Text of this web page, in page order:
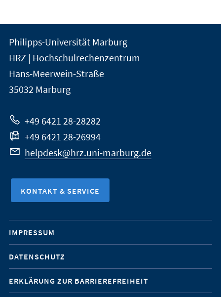
Kontakt
und
Informationen
zur
Website
der
Universität
Marburg
Philipps-Universität Marburg
HRZ | Hochschulrechenzentrum
Hans-Meerwein-Straße
35032 Marburg
+49 6421 28-28282
+49 6421 28-26994
helpdesk@hrz.uni-marburg.de
KONTAKT & SERVICE
Mobile-
Service-
Navigation
IMPRESSUM
DATENSCHUTZ
ERKLÄRUNG ZUR BARRIEREFREIHEIT